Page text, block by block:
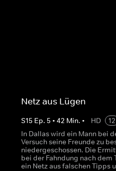
Netz aus Lügen
S15 Ep. 5 • 42 Min. • HD
12
In Dallas wird ein Mann bei
Versuch seine Freunde zu
niedergeschossen. Die
bei der Fahndung nach dem
ein Netz aus falschen Tipps